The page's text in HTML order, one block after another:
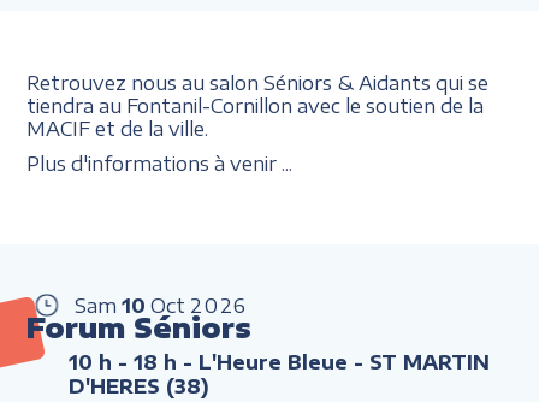
Retrouvez nous au salon Séniors & Aidants qui se
tiendra au Fontanil-Cornillon avec le soutien de la
MACIF et de la ville.
Plus d'informations à venir ...
Sam 10 Oct 2026
Forum Séniors
10 h - 18 h - L'Heure Bleue - ST MARTIN
D'HERES (38)